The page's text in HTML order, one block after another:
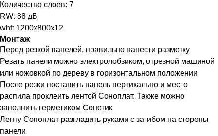
Количество слоев: 7
RW: 38 дБ
wht: 1200x800x12
Монтаж
Перед резкой панелей, правильно нанести разметку
Резать панели можно электролобзиком, отрезной машиной
или ножовкой по дереву в горизонтальном положении
После резки поставить панель вертикально и место
распила проклеить лентой Соноплат. Также можно
заполнить герметиком Сонетик
Ленту Соноплат разгладить руками с загибом на стороны
панели